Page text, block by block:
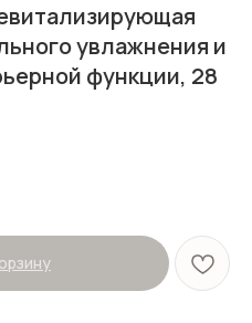
увлажнения и
функции, 28